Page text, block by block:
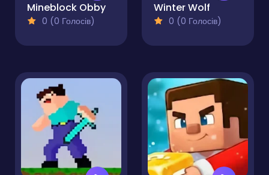
Mineblock Obby
0 (0 Голосів)
Winter Wolf
0 (0 Голосів)